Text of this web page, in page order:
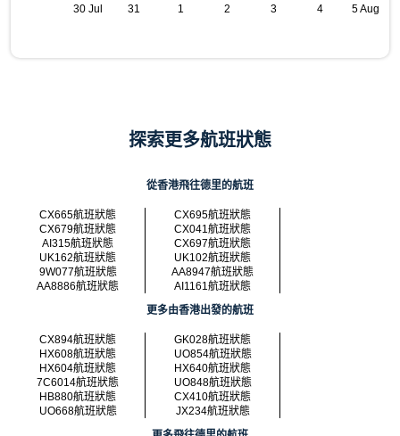
30 Jul 31 1 2 3 4 5 Aug
探索更多航班狀態
從香港飛往德里的航班
CX665航班狀態
CX695航班狀態
CX679航班狀態
CX041航班狀態
AI315航班狀態
CX697航班狀態
UK162航班狀態
UK102航班狀態
9W077航班狀態
AA8947航班狀態
AA8886航班狀態
AI1161航班狀態
更多由香港出發的航班
CX894航班狀態
GK028航班狀態
HX608航班狀態
UO854航班狀態
HX604航班狀態
HX640航班狀態
7C6014航班狀態
UO848航班狀態
HB880航班狀態
CX410航班狀態
UO668航班狀態
JX234航班狀態